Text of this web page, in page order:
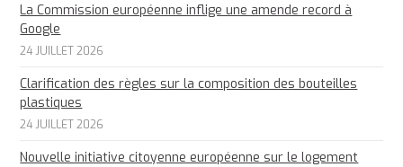
La Commission européenne inflige une amende record à
Google
24 JUILLET 2026
Clarification des règles sur la composition des bouteilles
plastiques
24 JUILLET 2026
Nouvelle initiative citoyenne européenne sur le logement